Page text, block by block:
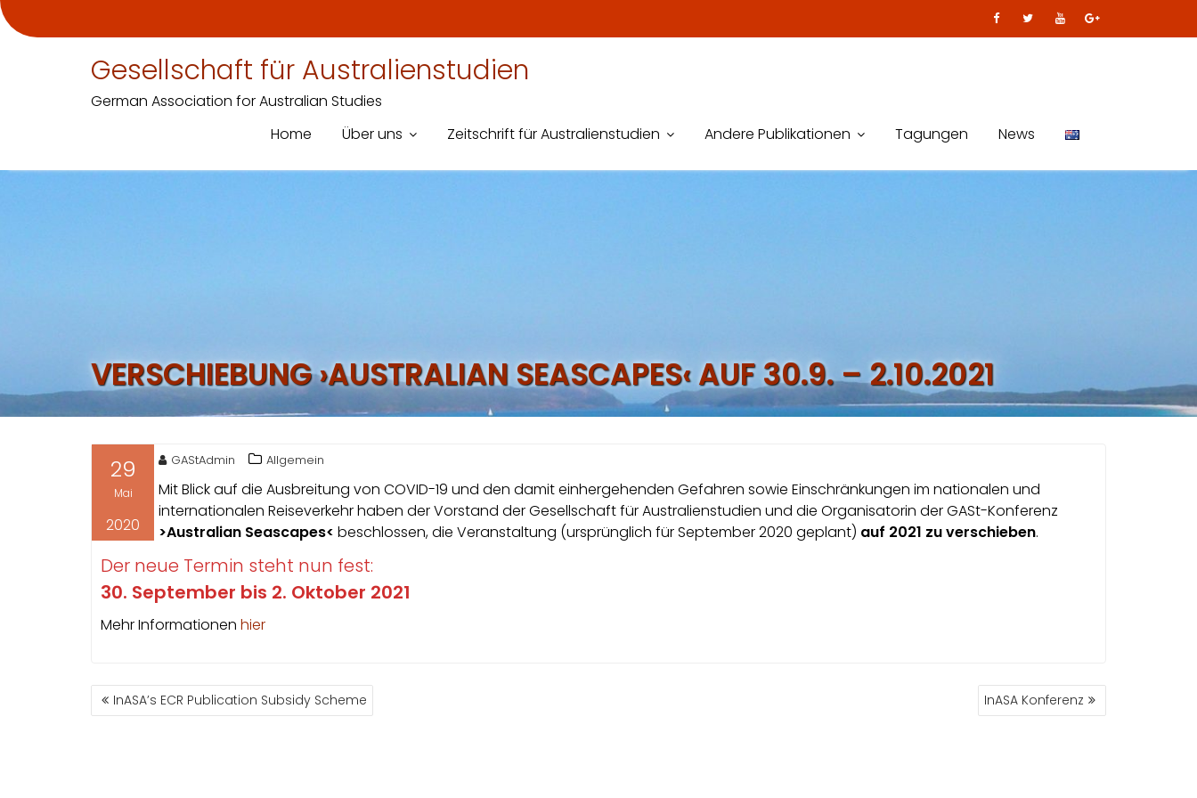
Gesellschaft für Australienstudien
German Association for Australian Studies
Home
Über uns Zeitschrift für Australienstudien Andere Publikationen Tagungen News
VERSCHIEBUNG ›AUSTRALIAN SEASCAPES‹ AUF 30.9. – 2.10.2021
29
Mai
2020
GAStAdmin Allgemein
Mit Blick auf die Ausbreitung von COVID-19 und den damit einhergehenden Gefahren sowie Einschränkungen im nationalen und
internationalen Reiseverkehr haben der Vorstand der Gesellschaft für Australienstudien und die Organisatorin der GASt-Konferenz
>Australian Seascapes< beschlossen, die Veranstaltung (ursprünglich für September 2020 geplant) auf 2021 zu verschieben.
Der neue Termin steht nun fest:
30. September bis 2. Oktober 2021
Mehr Informationen hier
BEITRAGSNAVIGATION
InASA’s ECR Publication Subsidy Scheme InASA Konferenz